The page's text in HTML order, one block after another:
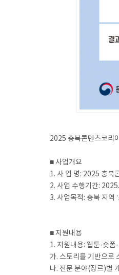
2025 충북콘텐츠코리
■ 사업개요
1. 사 업 명: 2025 충북
2. 사업 수행기간:
3. 사업목적: 충북 지역
■ 지원내용
1. 지원내용: 웹툰·숏폼
가. 스토리를 기반으로
나. 전문 분야(장르)별